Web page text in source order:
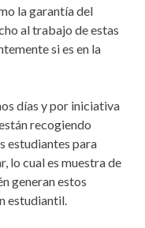
la garantía del
al trabajo de estas
si es en la
días y por iniciativa
recogiendo
estudiantes para
lo cual es muestra de
generan estos
estudiantil.